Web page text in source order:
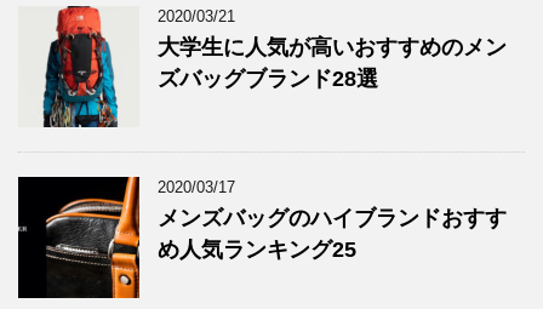
2020/03/21
大学生に人気が高いおすすめのメン
ズバッグブランド28選
2020/03/17
メンズバッグのハイブランドおすす
め人気ランキング25